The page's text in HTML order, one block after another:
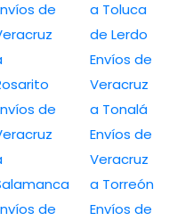
de
de
de
a Toluca
de Lerdo
Envíos de
Veracruz
a Tonalá
Envíos de
Veracruz
a Torreón
Envíos de